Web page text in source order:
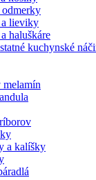
lieviky
haluškáre
kuchynské
a kalíšky